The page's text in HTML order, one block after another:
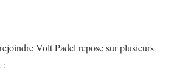
Volt Padel repose sur plusieurs
: